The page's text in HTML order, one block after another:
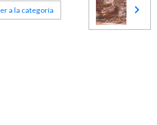
a la categoría